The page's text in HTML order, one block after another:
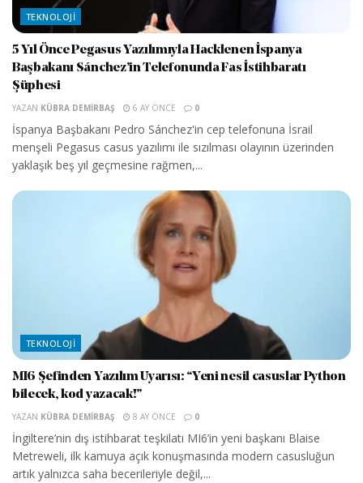
TEKNOLOJI
5 Yıl Önce Pegasus Yazılımıyla Hacklenen İspanya
Başbakanı Sánchez’in Telefonunda Fas İstihbaratı
Şüphesi
YAZAN KÜBRA DEMIRBAŞ 6 AY ÖNCE 0
İspanya Başbakanı Pedro Sánchez'in cep telefonuna İsrail
menşeli Pegasus casus yazılımı ile sızılması olayının üzerinden
yaklaşık beş yıl geçmesine rağmen,...
TEKNOLOJI
MI6 Şefinden Yazılım Uyarısı: “Yeni nesil casuslar Python
bilecek, kod yazacak!”
YAZAN KÜBRA DEMIRBAŞ 8 AY ÖNCE 0
İngiltere’nin dış istihbarat teşkilatı MI6’in yeni başkanı Blaise
Metreweli, ilk kamuya açık konuşmasında modern casusluğun
artık yalnızca saha becerileriyle değil,...